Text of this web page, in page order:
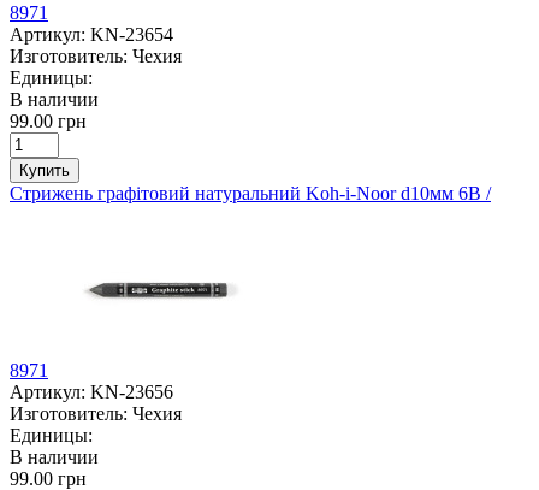
8971
Артикул: KN-23654
Изготовитель: Чехия
Единицы:
В наличии
99.00 грн
Купить
Стрижень графітовий натуральний Koh-i-Noor d10мм 6В /
8971
Артикул: KN-23656
Изготовитель: Чехия
Единицы:
В наличии
99.00 грн